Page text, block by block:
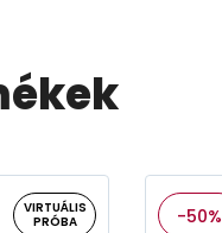
VIRTUÁLIS
PRÓBA
-50%